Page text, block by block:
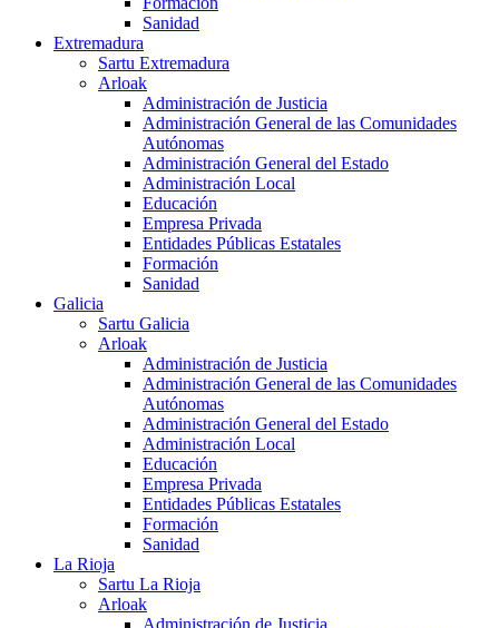
Sanidad
Extremadura
Sartu Extremadura
Arloak
Administración de Justicia
Administración General de las Comunidades
Autónomas
Administración General del Estado
Administración Local
Educación
Empresa Privada
Entidades Públicas Estatales
Formación
Sanidad
Galicia
Sartu Galicia
Arloak
Administración de Justicia
Administración General de las Comunidades
Autónomas
Administración General del Estado
Administración Local
Educación
Empresa Privada
Entidades Públicas Estatales
Formación
Sanidad
La Rioja
Sartu La Rioja
Arloak